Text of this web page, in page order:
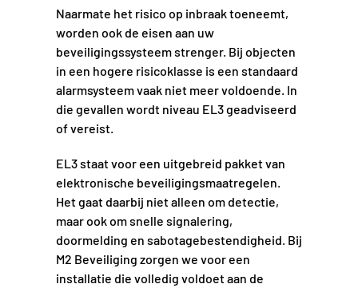
Naarmate het risico op inbraak toeneemt,
worden ook de eisen aan uw
beveiligingssysteem strenger. Bij objecten
in een hogere risicoklasse is een standaard
alarmsysteem vaak niet meer voldoende. In
die gevallen wordt niveau EL3 geadviseerd
of vereist.
EL3 staat voor een uitgebreid pakket van
elektronische beveiligingsmaatregelen.
Het gaat daarbij niet alleen om detectie,
maar ook om snelle signalering,
doormelding en sabotagebestendigheid. Bij
M2 Beveiliging zorgen we voor een
installatie die volledig voldoet aan de